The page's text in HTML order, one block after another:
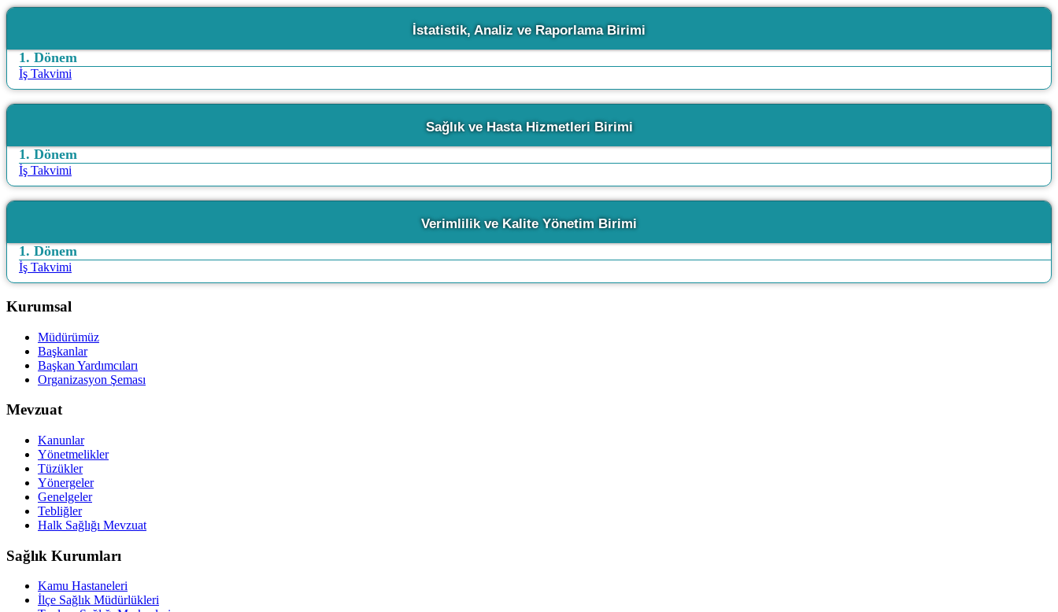
İstatistik, Analiz ve Raporlama Birimi
1. Dönem
İş Takvimi
Sağlık ve Hasta Hizmetleri Birimi
1. Dönem
İş Takvimi
Verimlilik ve Kalite Yönetim Birimi
1. Dönem
İş Takvimi
Kurumsal
Müdürümüz
Başkanlar
Başkan Yardımcıları
Organizasyon Şeması
Mevzuat
Kanunlar
Yönetmelikler
Tüzükler
Yönergeler
Genelgeler
Tebliğler
Halk Sağlığı Mevzuat
Sağlık Kurumları
Kamu Hastaneleri
İlçe Sağlık Müdürlükleri